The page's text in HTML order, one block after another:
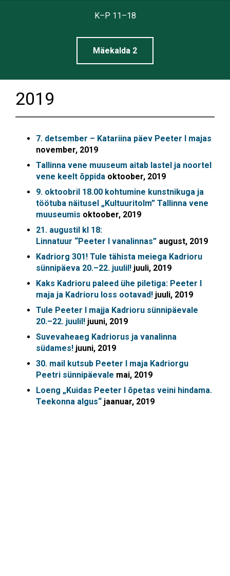
K–P 11–18
Mäekalda 2
2019
7. detsember – Katariina päev Peeter I majas
november, 2019
Tallinna vene muuseum aitab lastel ja noortel
vene keelt õppida oktoober, 2019
9. oktoobril 18.00 kohtumine kunstnikuga ja
töötuba näitusel „Kultuuritolm” Tallinna vene
muuseumis oktoober, 2019
21. augustil kl 18:
Linnatuur “Peeter I vanalinnas” august, 2019
Kadriorg 301! Tule tähista meiega Kadrioru
sünnipäeva 20.–22. juulil! juuli, 2019
Kaks Kadrioru paleed ühe piletiga: Peeter I
maja ja Kadrioru loss ootavad! juuli, 2019
Tule Peeter I majja Kadrioru sünnipäevale
20.–22. juulil! juuni, 2019
Suvevaheaeg Kadriorus ja vanalinna
südames! juuni, 2019
30. mail kutsub Peeter I maja Kadriorgu
Peetri sünnipäevale mai, 2019
Loeng „Kuidas Peeter I õpetas veini hindama.
Teekonna algus“ jaanuar, 2019